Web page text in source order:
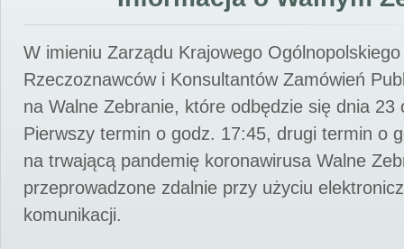
W imieniu Zarządu Krajowego
Rzeczoznawców i Konsultantów Zamówień
na Walne Zebranie, które odbędzie się dnia 23
Pierwszy termin o godz. 17:45, drugi termin o
na trwającą pandemię koronawirusa Walne
przeprowadzone zdalnie przy użyciu
komunikacji.